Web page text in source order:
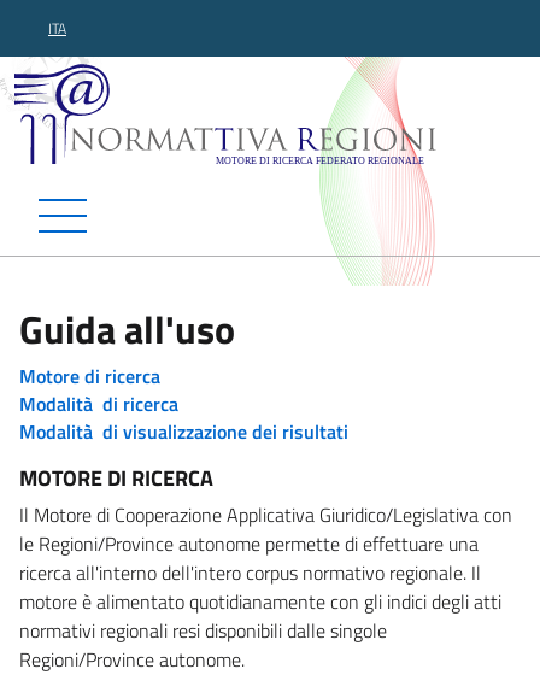
ITA
Normattiva Regioni -
Guida all'uso
Motore di ricerca
Modalità di ricerca
Modalità di visualizzazione dei risultati
MOTORE DI RICERCA
Il Motore di Cooperazione Applicativa Giuridico/Legislativa con
le Regioni/Province autonome permette di effettuare una
ricerca all'interno dell'intero corpus normativo regionale. Il
motore è alimentato quotidianamente con gli indici degli atti
normativi regionali resi disponibili dalle singole
Regioni/Province autonome.